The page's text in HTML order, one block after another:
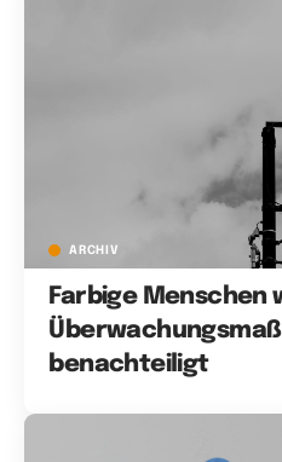
ARCHIV
Farbige Menschen
benachteiligt